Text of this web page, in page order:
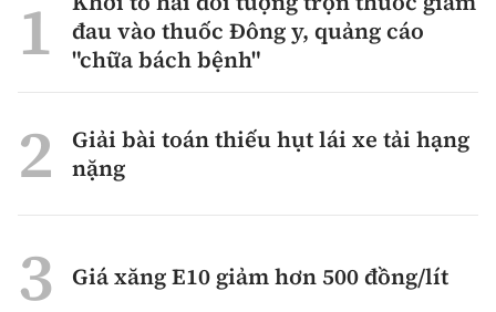
đau vào thuốc Đông y, quảng cáo
"chữa bách bệnh"
Giải bài toán thiếu hụt lái xe tải hạng
nặng
Giá xăng E10 giảm hơn 500 đồng/lít